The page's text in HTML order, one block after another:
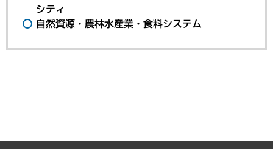
シティ
自然資源・農林水産業・食料システム